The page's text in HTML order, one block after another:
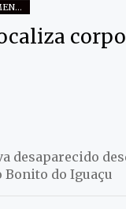
NOTA DE FALECIMENTO
desaparecido
Bonito do Iguaçu